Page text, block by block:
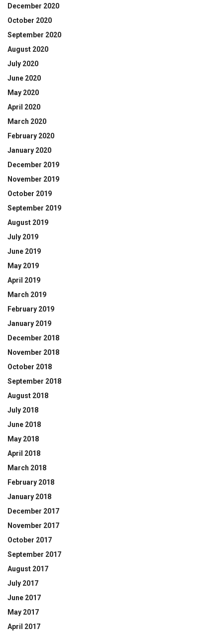
December 2020
October 2020
September 2020
August 2020
July 2020
June 2020
May 2020
April 2020
March 2020
February 2020
January 2020
December 2019
November 2019
October 2019
September 2019
August 2019
July 2019
June 2019
May 2019
April 2019
March 2019
February 2019
January 2019
December 2018
November 2018
October 2018
September 2018
August 2018
July 2018
June 2018
May 2018
April 2018
March 2018
February 2018
January 2018
December 2017
November 2017
October 2017
September 2017
August 2017
July 2017
June 2017
May 2017
April 2017